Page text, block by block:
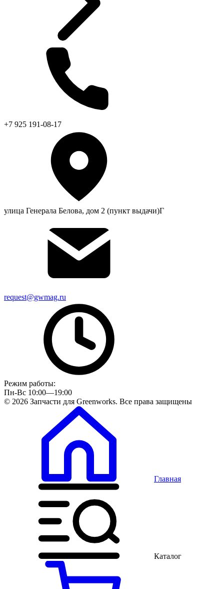
+7 925 191-08-17
улица Генерала Белова, дом 2 (пункт выдачи)Г
request@gwmag.ru
Режим работы:
Пн-Вс 10:00—19:00
© 2026 Запчасти для Greenworks. Все права защищены
Главная
Каталог